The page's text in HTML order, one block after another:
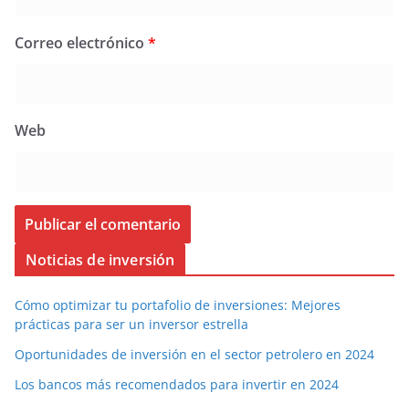
Correo electrónico *
Web
Noticias de inversión
Cómo optimizar tu portafolio de inversiones: Mejores
prácticas para ser un inversor estrella
Oportunidades de inversión en el sector petrolero en 2024
Los bancos más recomendados para invertir en 2024